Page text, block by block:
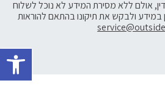
אולם ללא מסירת המידע לא נוכל לשלוח
במידע ולבקש את תיקונו בהתאם להוראות